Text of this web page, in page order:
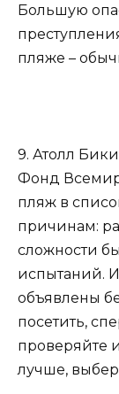
Большую
пляже –
9. Атолл
Фонд
пляж в
причинам:
сложности
испытаний. И
объявлены
посетить,
проверяйте
лучше,